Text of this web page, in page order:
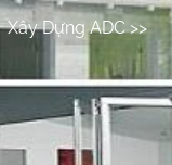
Xây Dựng ADC>>